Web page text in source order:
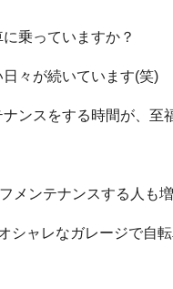
乗っていますか？
々が続いています(笑)
ンスをする時間が、至
メンテナンスする人も増
シャレなガレージで自